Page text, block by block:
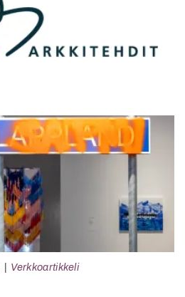
Verkkoartikkeli